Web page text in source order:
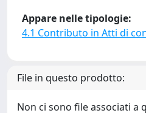
Appare nelle tipologie:
4.1 Contributo in Atti di
File in questo prodotto:
Non ci sono file associati a